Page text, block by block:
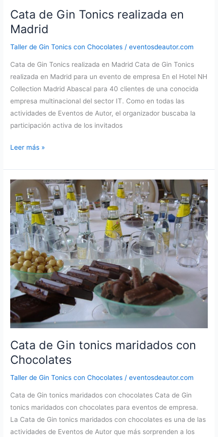
Cata de Gin Tonics realizada en
Madrid
Taller de Gin Tonics con Chocolates /eventosdeautor.com
Cata de Gin Tonics realizada en Madrid Cata de Gin Tonics
realizada en Madrid para un evento de empresa En el Hotel NH
Collection Madrid Abascal para 40 clientes de una conocida
empresa multinacional del sector IT. Como en todas las
actividades de Eventos de Autor, el organizador buscaba la
participación activa de los invitados
Cata
Gin
Tonics
realizada
en
Madrid
Leer más »
Cata de Gin tonics maridados con
Chocolates
Taller de Gin Tonics con Chocolates /eventosdeautor.com
Cata de Gin tonics maridados con chocolates Cata de Gin
tonics maridados con chocolates para eventos de empresa.
La Cata de Gin tonics maridados con chocolates es una de las
actividades de Eventos de Autor que más sorprenden a los